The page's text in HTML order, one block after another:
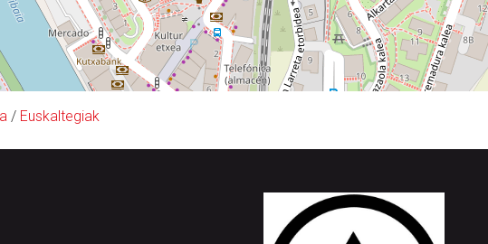
/ Euskaltegiak